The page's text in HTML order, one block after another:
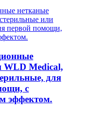
WLD Medical,
для
с
эффектом.